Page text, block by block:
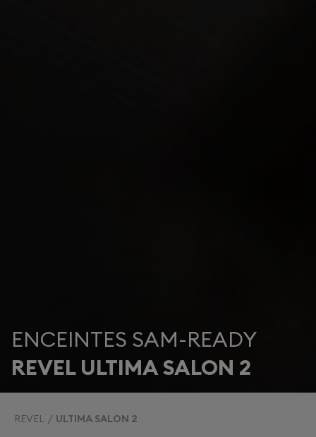
ENCEINTES SAM-READY
REVEL ULTIMA SALON 2
REVEL ULTIMA SALON 2